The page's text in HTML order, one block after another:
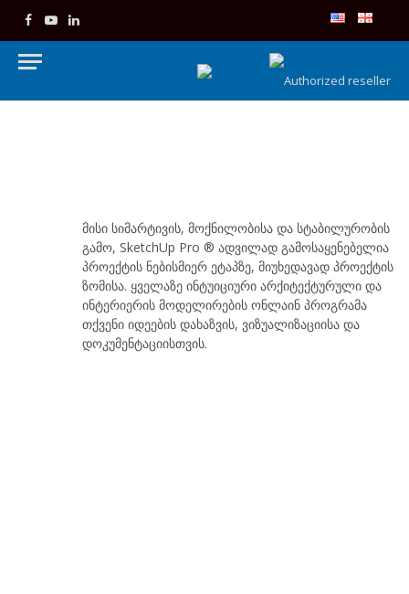
Facebook
YouTubeLinkedIn
მისი სიმარტივის, მოქნილობისა და სტაბილურობის
გამო, SketchUp Pro ® ადვილად გამოსაყენებელია
პროექტის ნებისმიერ ეტაპზე, მიუხედავად პროექტის
ზომისა. ყველაზე ინტუიციური არქიტექტურული და
ინტერიერის მოდელირების ონლაინ პროგრამა
თქვენი იდეების დახაზვის, ვიზუალიზაციისა და
დოკუმენტაციისთვის.